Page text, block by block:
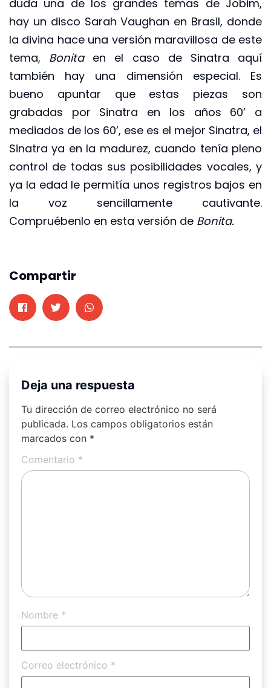
duda una de los grandes temas de Jobim,
hay un disco Sarah Vaughan en Brasil, donde
la divina hace una versión maravillosa de este
tema, Bonitaen el caso de Sinatra aquí
también hay una dimensión especial. Es
bueno apuntar que estas piezas son
grabadas por Sinatra en los años 60’ a
mediados de los 60’, ese es el mejor Sinatra, el
Sinatra ya en la madurez, cuando tenía pleno
control de todas sus posibilidades vocales, y
ya la edad le permitía unos registros bajos en
la voz sencillamente cautivante.
Compruébenlo en esta versión de Bonita.
Compartir
Deja una respuesta
Tu dirección de correo electrónico no será
publicada. Los campos obligatorios están
marcados con *
Comentario *
Nombre *
Correo electrónico *